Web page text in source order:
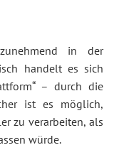
in der
handelt es sich
– durch die
ist es möglich,
zu verarbeiten, als
würde.